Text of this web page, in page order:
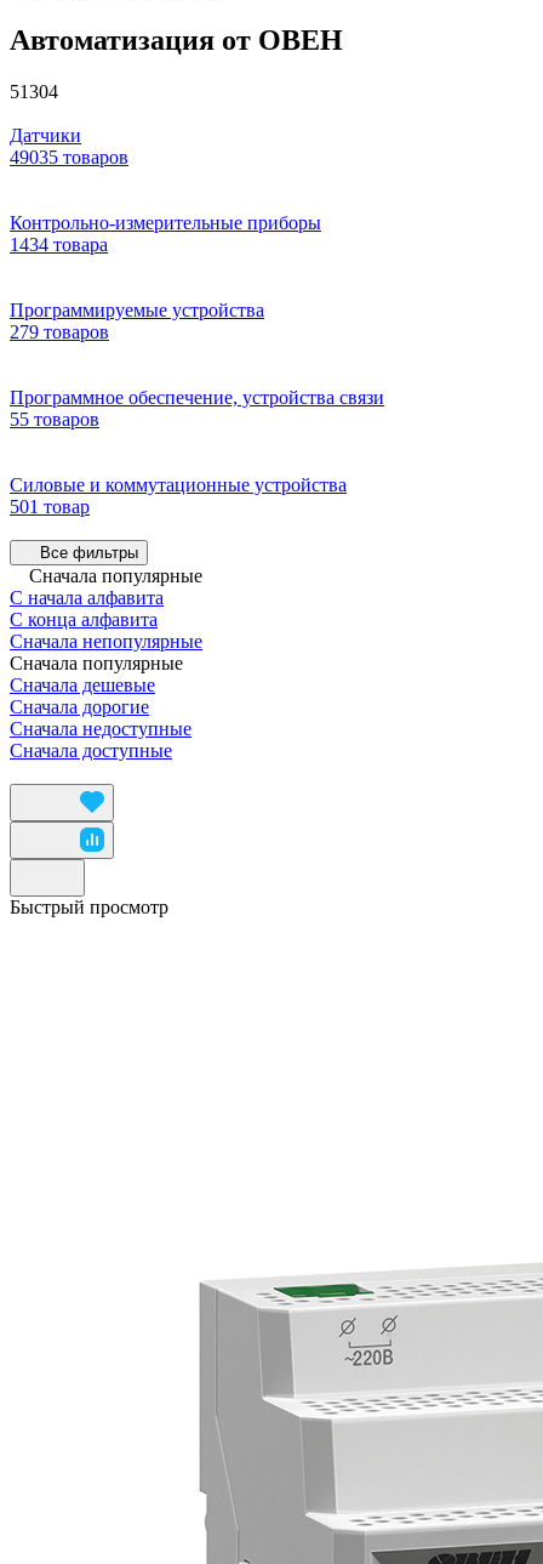
Автоматизация от ОВЕН
51304
Датчики
49035 товаров
Контрольно-измерительные приборы
1434 товара
Программируемые устройства
279 товаров
Программное обеспечение, устройства связи
55 товаров
Силовые и коммутационные устройства
501 товар
Все фильтры
Сначала популярные
С начала алфавита
С конца алфавита
Сначала непопулярные
Сначала популярные
Сначала дешевые
Сначала дорогие
Сначала недоступные
Сначала доступные
Быстрый просмотр